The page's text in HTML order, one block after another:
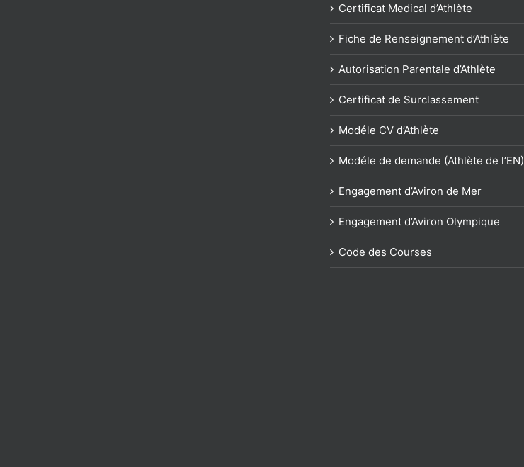
Certificat Medical d’Athlète
Fiche de Renseignement d’Athlète
Autorisation Parentale d’Athlète
Certificat de Surclassement
Modéle CV d’Athlète
Modéle de demande (Athlète de l’EN)
Engagement d’Aviron de Mer
Engagement d’Aviron Olympique
Code des Courses